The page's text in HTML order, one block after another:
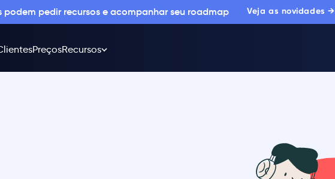
podem pedir recursos e acompanhar seu roadmap Veja as novidades →
PreçosRecursos